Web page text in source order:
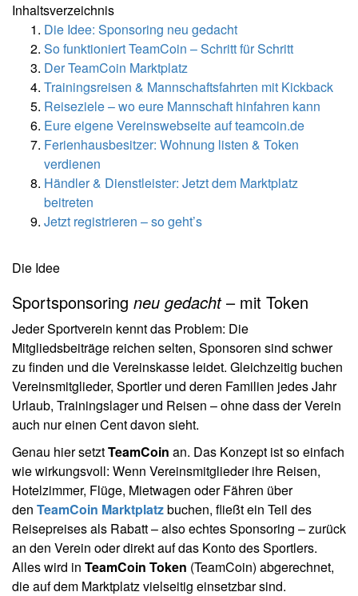
Inhaltsverzeichnis
Die Idee: Sponsoring neu gedacht
So funktioniert TeamCoin – Schritt für Schritt
Der TeamCoin Marktplatz
Trainingsreisen & Mannschaftsfahrten mit Kickback
Reiseziele – wo eure Mannschaft hinfahren kann
Eure eigene Vereinswebseite auf teamcoin.de
Ferienhausbesitzer: Wohnung listen & Token
verdienen
Händler & Dienstleister: Jetzt dem Marktplatz
beitreten
Jetzt registrieren – so geht’s
Die Idee
Sportsponsoring neu gedacht– mit Token
Jeder Sportverein kennt das Problem: Die
Mitgliedsbeiträge reichen selten, Sponsoren sind schwer
zu finden und die Vereinskasse leidet. Gleichzeitig buchen
Vereinsmitglieder, Sportler und deren Familien jedes Jahr
Urlaub, Trainingslager und Reisen – ohne dass der Verein
auch nur einen Cent davon sieht.
Genau hier setztTeamCoin an. Das Konzept ist so einfach
wie wirkungsvoll: Wenn Vereinsmitglieder ihre Reisen,
Hotelzimmer, Flüge, Mietwagen oder Fähren über
den TeamCoin Marktplatzbuchen, fließt ein Teil des
Reisepreises als Rabatt – also echtes Sponsoring – zurück
an den Verein oder direkt auf das Konto des Sportlers.
Alles wird in TeamCoin Token (TeamCoin) abgerechnet,
die auf dem Marktplatz vielseitig einsetzbar sind.